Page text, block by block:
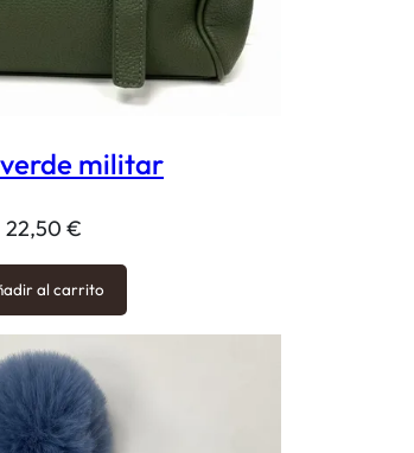
militar
22,50 €
al carrito